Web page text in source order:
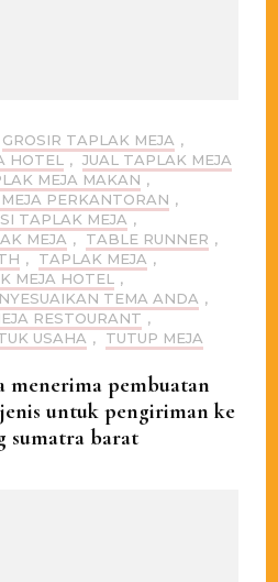
GROSIR TAPLAK MEJA ,
HOTEL
, JUAL TAPLAK MEJA
MEJA MAKAN ,
PERKANTORAN ,
TAPLAK MEJA ,
MEJA , TABLE RUNNER ,
, TAPLAK MEJA ,
MEJA HOTEL
,
TEMA ANDA ,
RESTOURANT ,
USAHA , TUTUP MEJA
menerima pembuatan
untuk pengiriman ke
sumatra barat